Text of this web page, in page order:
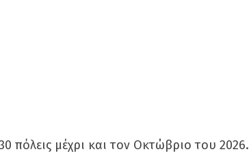
πόλεις μέχρι και τον Οκτώβριο του 2026.